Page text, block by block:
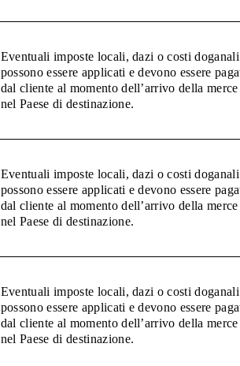
Eventuali imposte locali, dazi o costi doganali
possono essere applicati e devono essere
dal cliente al momento dell’arrivo della merce
nel Paese di destinazione.
Eventuali imposte locali, dazi o costi doganali
possono essere applicati e devono essere
dal cliente al momento dell’arrivo della merce
nel Paese di destinazione.
Eventuali imposte locali, dazi o costi doganali
possono essere applicati e devono essere
dal cliente al momento dell’arrivo della merce
nel Paese di destinazione.